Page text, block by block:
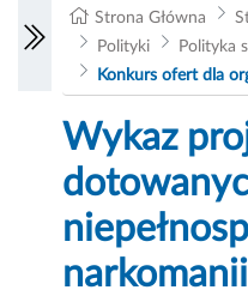
Strona Główna
Polityki
Polityka
Konkurs ofert dla
Wykaz
narkomanii